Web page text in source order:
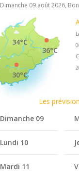
Dimanche 09 août 2026,
36°C
34°C
30°C
Les
Dimanche 09
Lundi 10
Mardi 11